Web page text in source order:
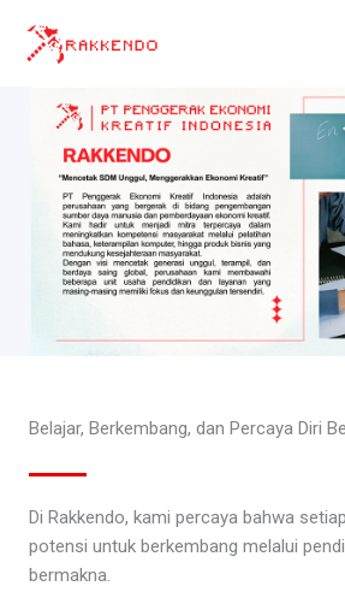
Belajar, Berkembang, dan Percaya Diri
Di Rakkendo, kami percaya bahwa
potensi untuk berkembang melalui
bermakna.